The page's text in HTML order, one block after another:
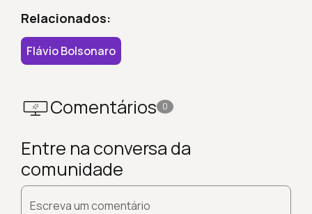
Relacionados:
Flávio Bolsonaro
Comentários 0
Entre na conversa da
comunidade
Escreva um comentário